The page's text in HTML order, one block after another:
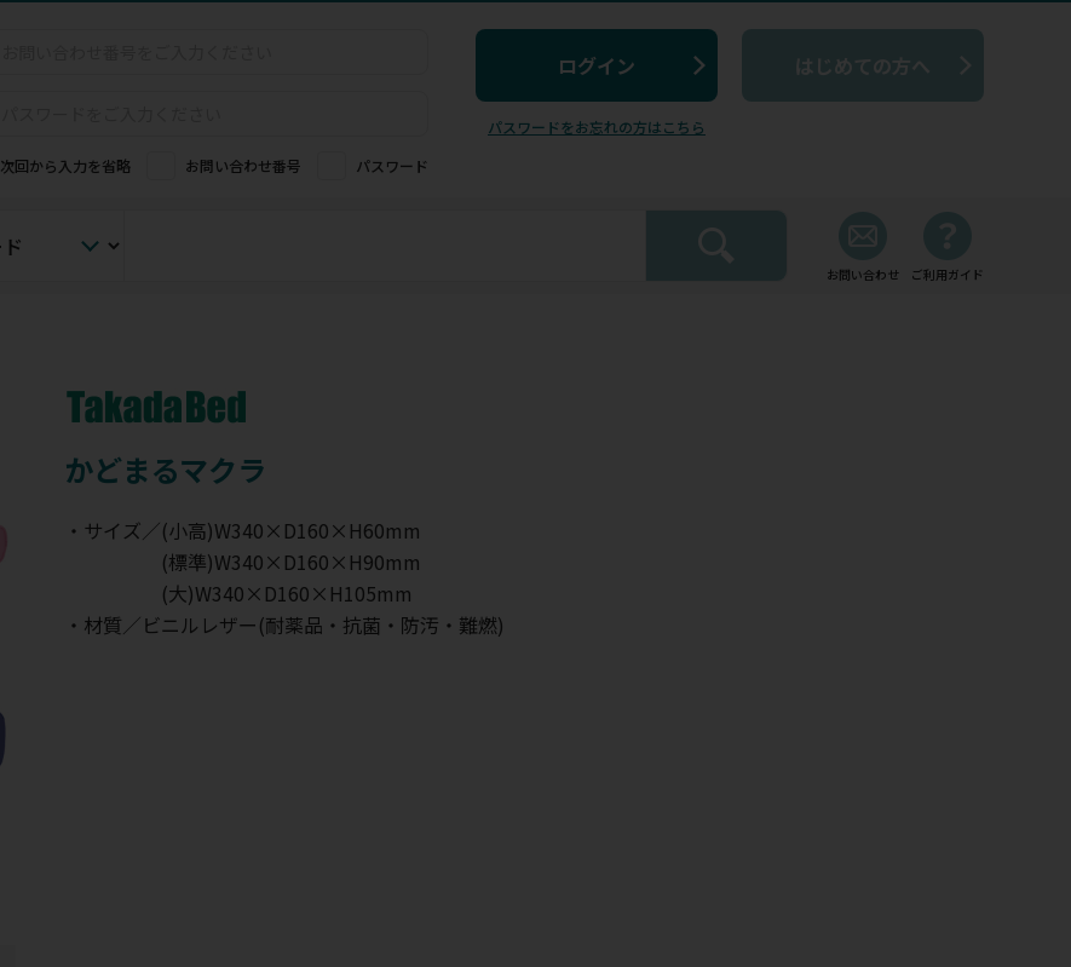
次回から入力を省略 お問い合わせ番号 パスワード
パスワードをお忘れの方はこちら
はじめての方へ
お問い合わせ ご利用ガイド
かどまるマクラ
・サイズ／(小高)W340×D160×H60mm
(標準)W340×D160×H90mm
(大)W340×D160×H105mm
・材質／ビニルレザー(耐薬品・抗菌・防汚・難燃)